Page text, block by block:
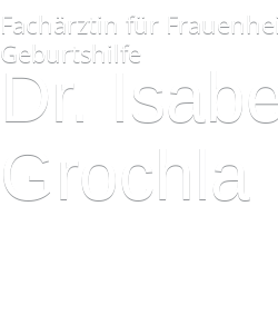
Fachärztin für
Geburtshilfe
Dr.
Grochla